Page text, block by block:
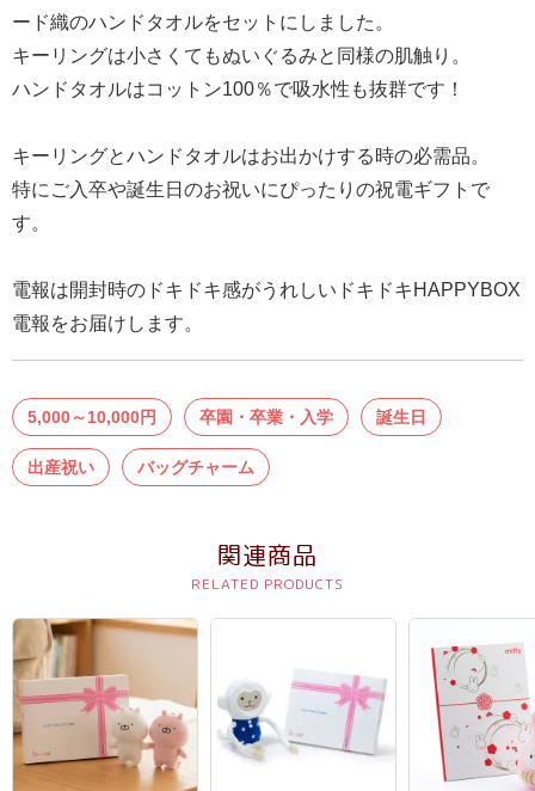
み
ん
の
文
に
る
お
悔
や
み
ード織のハンドタオルをセットにしました。
キーリングは小さくてもぬいぐるみと同様の肌触り。
ハンドタオルはコットン100％で吸水性も抜群です！
キーリングとハンドタオルはお出かけする時の必需品。
特にご入卒や誕生日のお祝いにぴったりの祝電ギフトで
す。
電報は開封時のドキドキ感がうれしいドキドキHAPPYBOX
電報をお届けします。
5,000～10,000円 卒園・卒業・入学 誕生日
出産祝い バッグチャーム
関連商品